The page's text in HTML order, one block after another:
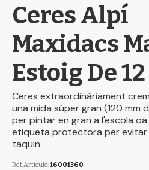
to
the
of
images
gallery
Ceres Alpí
Maxidacs
Estoig De 12
Ceres extraordinàriament
una mida súper gran (120 mm
per pintar en gran a l'escola
etiqueta protectora per evitar
taquin.
Ref.Artículo 16001360